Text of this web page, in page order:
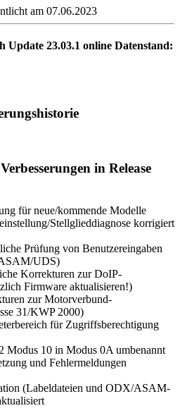
am 07.06.2023
in Release
für neue/kommende Modelle
Stellglieddiagnose korrigiert
Prüfung von Benutzereingaben
UDS)
Korrekturen zur DoIP-
Firmware aktualisieren!)
zur Motorverbund-
31/KWP 2000)
für Zugriffsberechtigung
Modus 10 in Modus 0A umbenannt
und Fehlermeldungen
(Labeldateien und ODX/ASAM-